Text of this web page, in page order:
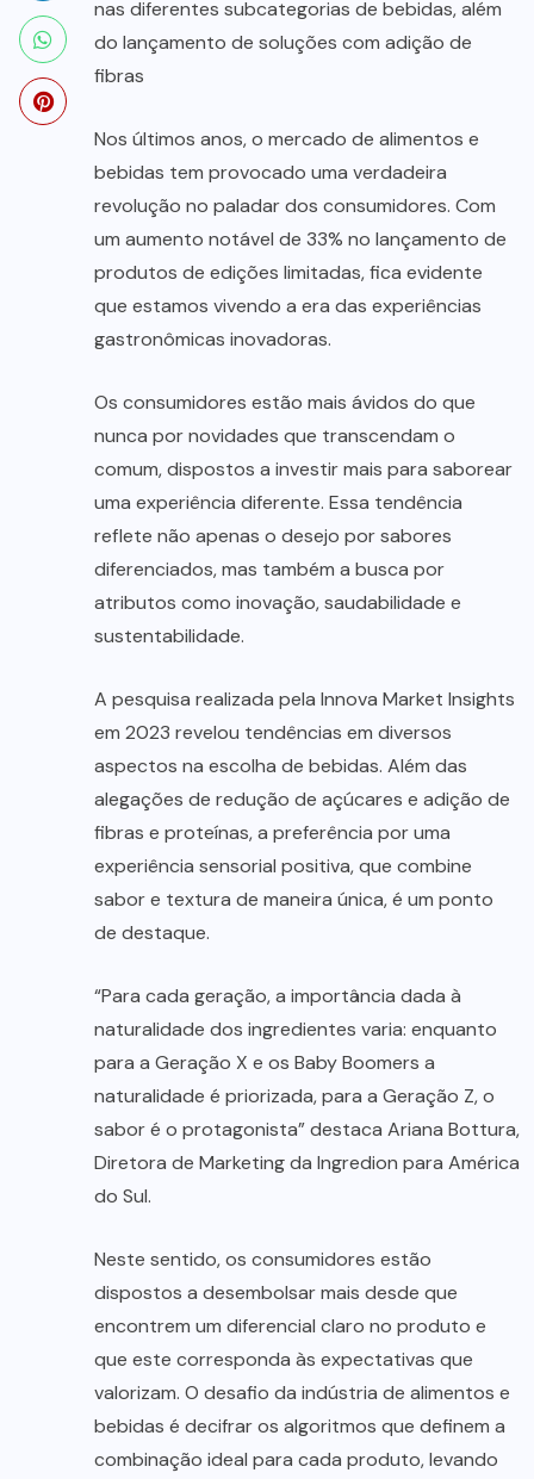
nas diferentes subcategorias de bebidas, além
do lançamento de soluções com adição de
fibras
Nos últimos anos, o mercado de alimentos e
bebidas tem provocado uma verdadeira
revolução no paladar dos consumidores. Com
um aumento notável de 33% no lançamento de
produtos de edições limitadas, fica evidente
que estamos vivendo a era das experiências
gastronômicas inovadoras.
Os consumidores estão mais ávidos do que
nunca por novidades que transcendam o
comum, dispostos a investir mais para saborear
uma experiência diferente. Essa tendência
reflete não apenas o desejo por sabores
diferenciados, mas também a busca por
atributos como inovação, saudabilidade e
sustentabilidade.
A pesquisa realizada pela Innova Market Insights
em 2023 revelou tendências em diversos
aspectos na escolha de bebidas. Além das
alegações de redução de açúcares e adição de
fibras e proteínas, a preferência por uma
experiência sensorial positiva, que combine
sabor e textura de maneira única, é um ponto
de destaque.
“Para cada geração, a importância dada à
naturalidade dos ingredientes varia: enquanto
para a Geração X e os Baby Boomers a
naturalidade é priorizada, para a Geração Z, o
sabor é o protagonista” destaca Ariana Bottura,
Diretora de Marketing da Ingredion para América
do Sul.
Neste sentido, os consumidores estão
dispostos a desembolsar mais desde que
encontrem um diferencial claro no produto e
que este corresponda às expectativas que
valorizam. O desafio da indústria de alimentos e
bebidas é decifrar os algoritmos que definem a
combinação ideal para cada produto, levando